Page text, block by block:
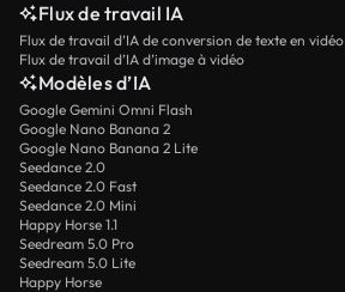
Flux de travail IA
Flux de travail d’IA de conversion de texte en vidéo
Flux de travail d’IA d’image à vidéo
Modèles d’IA
Google Gemini Omni Flash
Google Nano Banana 2
Google Nano Banana 2 Lite
Seedance 2.0
Seedance 2.0 Fast
Seedance 2.0 Mini
Happy Horse 1.1
Seedream 5.0 Pro
Seedream 5.0 Lite
Happy Horse